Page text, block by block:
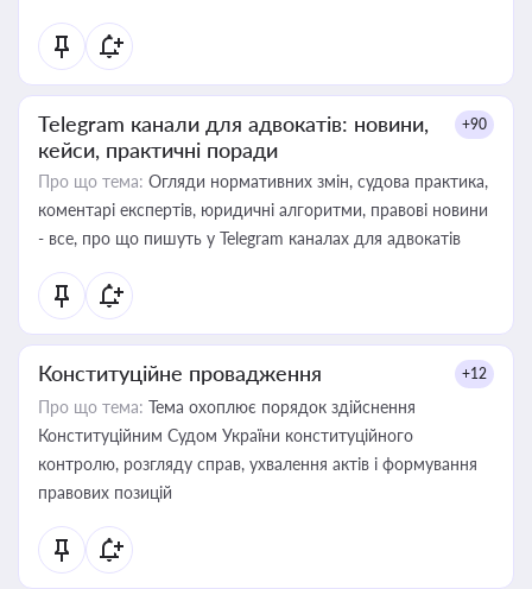
Telegram канали для адвокатів: новини,
кейси, практичні поради
+90
Про що тема: Огляди нормативних змін, судова практика,
коментарі експертів, юридичні алгоритми, правові новини
- все, про що пишуть у Telegram каналах для адвокатів
Конституційне провадження +12
Про що тема: Тема охоплює порядок здійснення
Конституційним Судом України конституційного
контролю, розгляду справ, ухвалення актів і формування
правових позицій